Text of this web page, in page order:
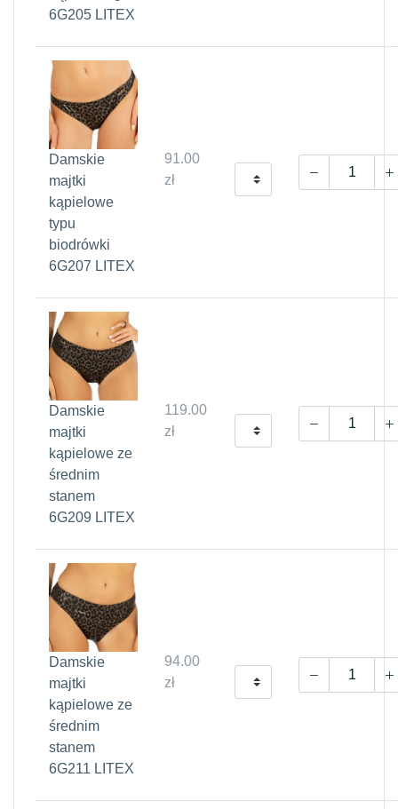
6G205 LITEX
Damskie
majtki
kąpielowe
typu
biodrówki
6G207 LITEX
91.00
zł
Damskie
majtki
kąpielowe ze
średnim
stanem
6G209 LITEX
119.00
zł
Damskie
majtki
kąpielowe ze
średnim
stanem
6G211 LITEX
94.00
zł